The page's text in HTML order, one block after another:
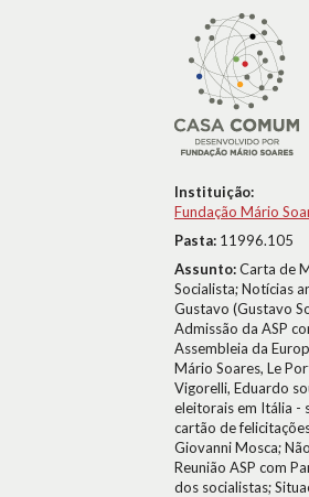
Instituição:
Fundação Mário
Pasta: 11996.105
Assunto:Carta de
Socialista; Notícias
Gustavo (Gustavo
Admissão da ASP
Assembleia da
Mário Soares, Le
Vigorelli, Eduardo
eleitorais em Itália -
cartão de
Giovanni Mosca;
Reunião ASP com
dos socialistas;